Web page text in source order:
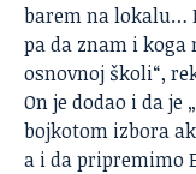
barem na lokalu…
pa da znam i
osnovnoj školi“,
On je dodao i da je
bojkotom izbora
a i da pripremimo